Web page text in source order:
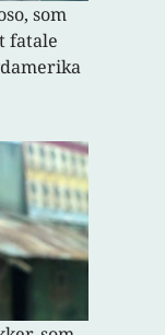
som
fatale